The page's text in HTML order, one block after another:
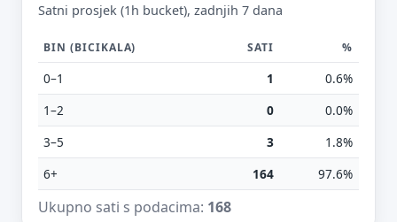
Satni prosjek (1h bucket), zadnjih 7 dana
BIN (BICIKALA) SATI %
0–1 1
0.6%
1–2
0
0.0%
3–5
3
1.8%
6+
164 97.6%
Ukupno sati s podacima: 168
Vrsta poruke
Povratna informacija
Prijava problema
Tvoj prijedlog
E-mail (opcionalno)